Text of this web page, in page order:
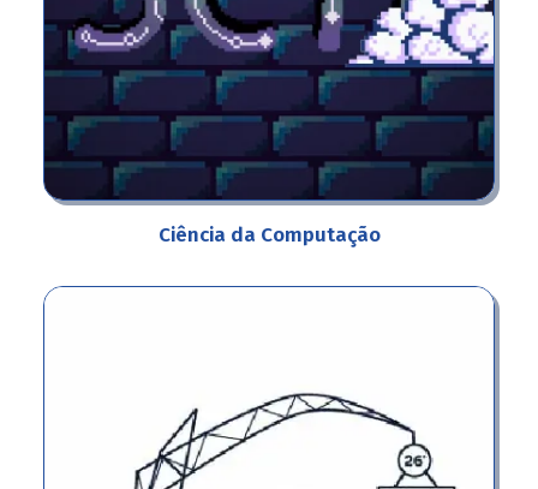
Ciência da Computação